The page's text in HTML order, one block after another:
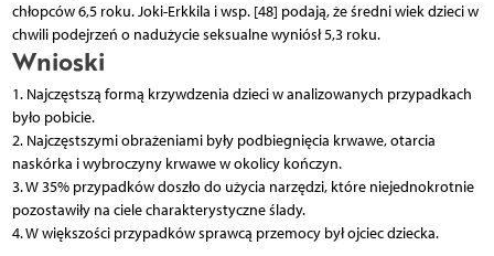
chłopców 6,5 roku. Joki-Erkkila i wsp. [48] podają, że średni wiek dzieci w
chwili podejrzeń o nadużycie seksualne wyniósł 5,3 roku.
Wnioski
1. Najczęstszą formą krzywdzenia dzieci w analizowanych przypadkach
było pobicie.
2. Najczęstszymi obrażeniami były podbiegnięcia krwawe, otarcia
naskórka i wybroczyny krwawe w okolicy kończyn.
3. W 35% przypadków doszło do użycia narzędzi, które niejednokrotnie
pozostawiły na ciele charakterystyczne ślady.
4. W większości przypadków sprawcą przemocy był ojciec dziecka.